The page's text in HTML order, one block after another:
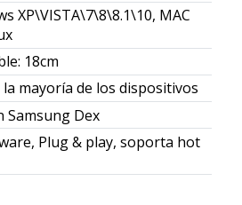
XP\VISTA\7\8\8.1\10, MAC
18cm
mayoría de los dispositivos
Dex
Plug & play, soporta hot